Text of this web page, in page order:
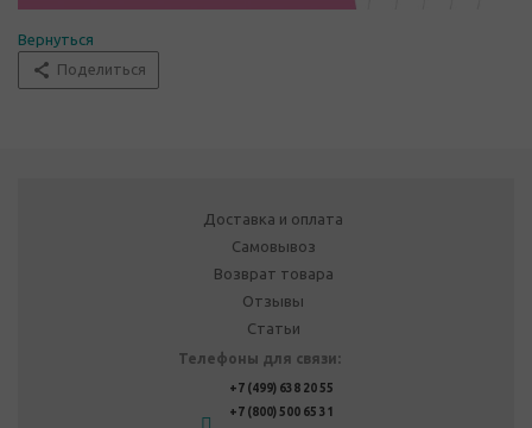
Вернуться
Поделиться
Доставка и оплата
Самовывоз
Возврат товара
Отзывы
Статьи
Телефоны для связи:
+7 (499) 638 20 55
+7 (800) 500 65 31